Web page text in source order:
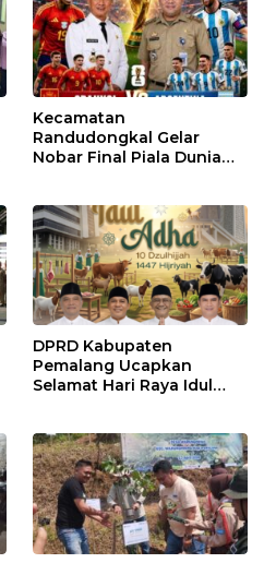
Kecamatan
Randudongkal Gelar
Nobar Final Piala Dunia
DPRD Kabupaten
Pemalang Ucapkan
Selamat Hari Raya Idul